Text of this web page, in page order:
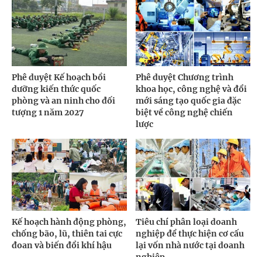
Phê duyệt Kế hoạch bồi
dưỡng kiến thức quốc
phòng và an ninh cho đối
tượng 1 năm 2027
Phê duyệt Chương trình
khoa học, công nghệ và đổi
mới sáng tạo quốc gia đặc
biệt về công nghệ chiến
lược
Kế hoạch hành động phòng,
chống bão, lũ, thiên tai cực
đoan và biến đổi khí hậu
Tiêu chí phân loại doanh
nghiệp để thực hiện cơ cấu
lại vốn nhà nước tại doanh